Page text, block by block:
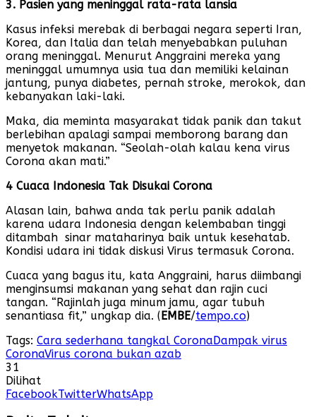
3. Pasien yang meninggal rata-rata lansia
Kasus infeksi merebak di berbagai negara seperti Iran,
Korea, dan Italia dan telah menyebabkan puluhan
orang meninggal. Menurut Anggraini mereka yang
meninggal umumnya usia tua dan memiliki kelainan
jantung, punya diabetes, pernah stroke, merokok, dan
kebanyakan laki-laki.
Maka, dia meminta masyarakat tidak panik dan takut
berlebihan apalagi sampai memborong barang dan
menyetok makanan. “Seolah-olah kalau kena virus
Corona akan mati.”
4 Cuaca Indonesia Tak Disukai Corona
Alasan lain, bahwa anda tak perlu panik adalah
karena udara Indonesia dengan kelembaban tinggi
ditambah sinar mataharinya baik untuk kesehatab.
Kondisi udara ini tidak diskusi Virus termasuk Corona.
Cuaca yang bagus itu, kata Anggraini, harus diimbangi
menginsumsi makanan yang sehat dan rajin cuci
tangan. “Rajinlah juga minum jamu, agar tubuh
senantiasa fit,” ungkap dia. (EMBE/tempo.co)
Tags: Cara sederhana tangkal CoronaDampak virus
CoronaVirus corona bukan azab
31
Dilihat
FacebookTwitterWhatsApp